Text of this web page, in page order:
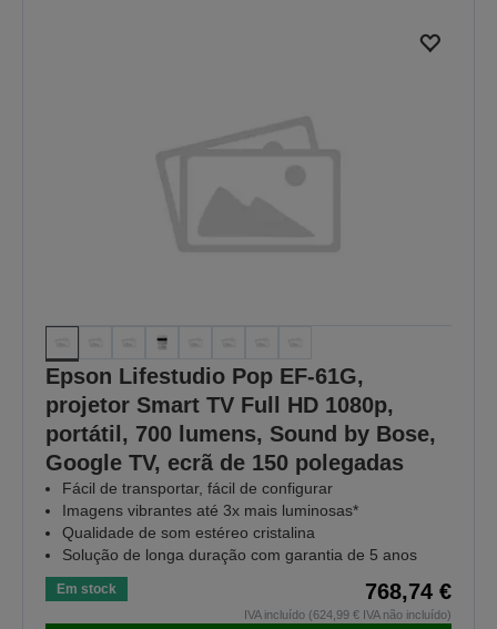
Epson Lifestudio Pop EF-61G,
projetor Smart TV Full HD 1080p,
portátil, 700 lumens, Sound by Bose,
Google TV, ecrã de 150 polegadas
Fácil de transportar, fácil de configurar
Imagens vibrantes até 3x mais luminosas*
Qualidade de som estéreo cristalina
Solução de longa duração com garantia de 5 anos
Em stock 768,74 €
IVA incluído (624,99 € IVA não incluído)